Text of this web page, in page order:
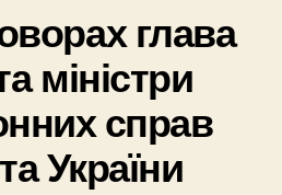
глава
міністри
справ
України